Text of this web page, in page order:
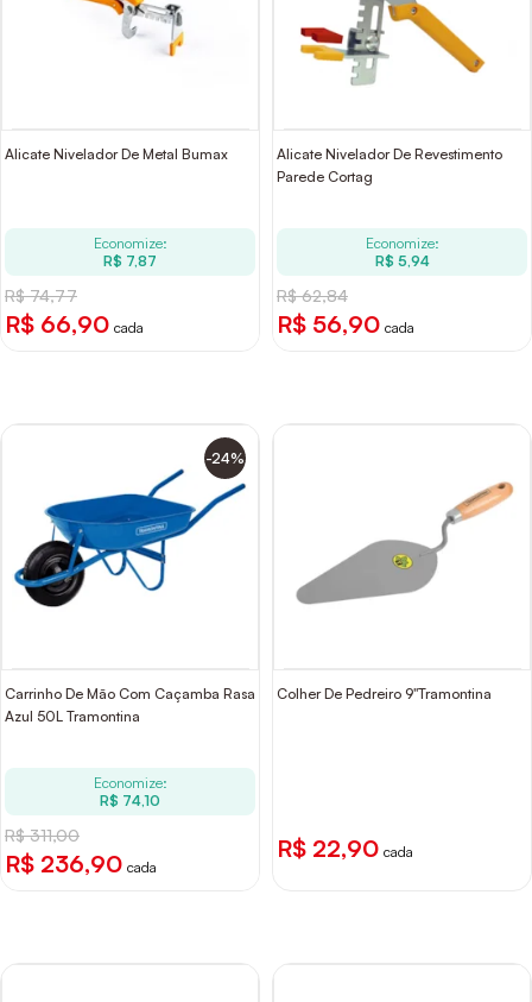
Alicate Nivelador De Metal Bumax
Economize:
R$ 7,87
R$ 74,77
R$ 66,90 cada
Alicate Nivelador De Revestimento
Parede Cortag
Economize:
R$ 5,94
R$ 62,84
R$ 56,90 cada
-24%
Carrinho De Mão Com Caçamba Rasa
Azul 50L Tramontina
Economize:
R$ 74,10
R$ 311,00
R$ 236,90 cada
Colher De Pedreiro 9"Tramontina
R$ 22,90 cada